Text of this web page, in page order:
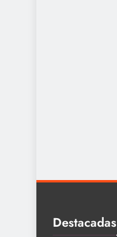
Destacadas